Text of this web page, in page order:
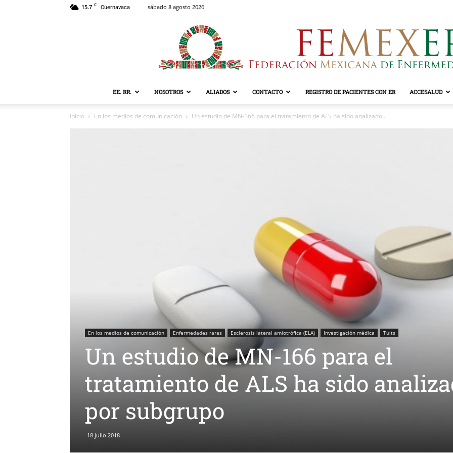
15.7 C Cuernavaca sábado 8 agosto 2026
EE. RR. NOSOTROS ALIADOS CONTACTO REGISTRO DE PACIENTES CON ER ACCESALUD
Inicio En los medios de comunicación Un estudio de MN-166 para el tratamiento de ALS ha sido analizado...
En los medios de comunicación Enfermedades raras Esclerosis lateral amiotrófica (ELA) Investigación médica Tuits
Un estudio de MN-166 para el
tratamiento de ALS ha sido
por subgrupo
18 julio 2018